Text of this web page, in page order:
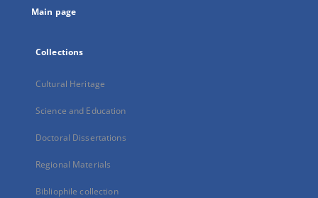
Main page
Collections
Cultural Heritage
Science and Education
Doctoral Dissertations
Regional Materials
Bibliophile collection